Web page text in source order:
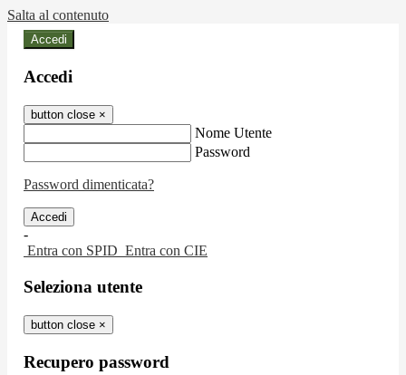
Salta al contenuto
Accedi
Accedi
button close ×
Nome Utente
Password
Password dimenticata?
-
Entra con SPID Entra con CIE
Seleziona utente
button close ×
Recupero password